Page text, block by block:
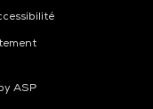
ASP